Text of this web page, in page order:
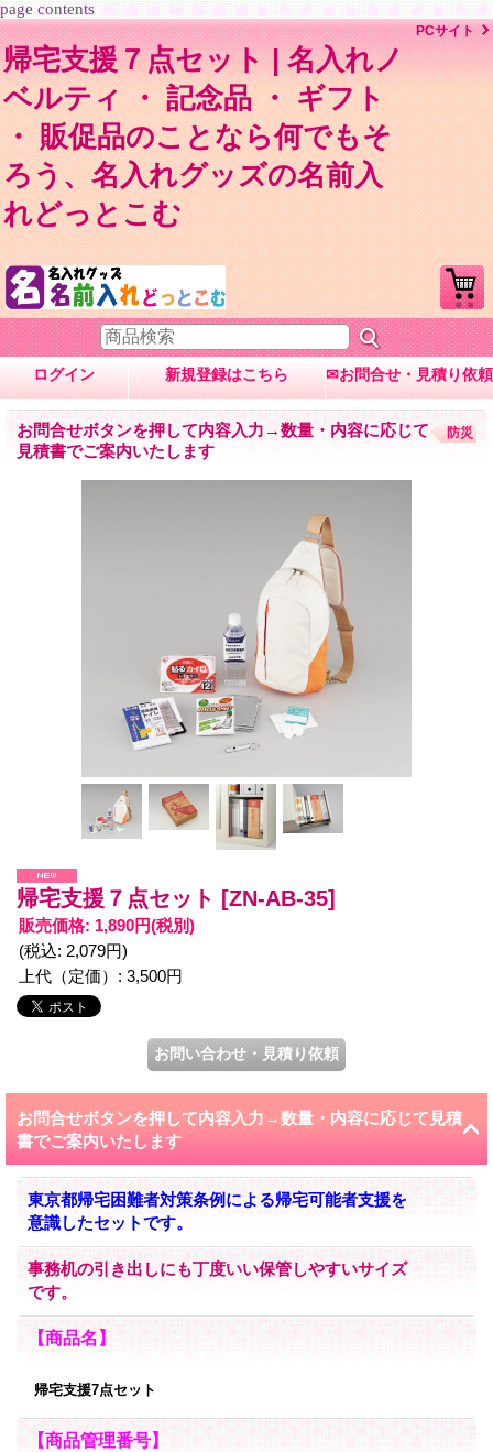
page contents
帰宅支援７点セット | 名入れノ
ベルティ ・ 記念品 ・ ギフト
・ 販促品のことなら何でもそ
ろう、名入れグッズの名前入
れどっとこむ
PCサイト
ログイン 新規登録はこちら ✉お問合せ・見積り依頼
お問合せボタンを押して内容入力→数量・内容に応じて
見積書でご案内いたします
防災
帰宅支援７点セット [ZN-AB-35]
販売価格: 1,890円(税別)
(税込: 2,079円)
上代（定価） : 3,500円
お問合せボタンを押して内容入力→数量・内容に応じて見積
書でご案内いたします
東京都帰宅困難者対策条例による帰宅可能者支援を
意識したセットです。
事務机の引き出しにも丁度いい保管しやすいサイズ
です。
【商品名】
帰宅支援7点セット
【商品管理番号】